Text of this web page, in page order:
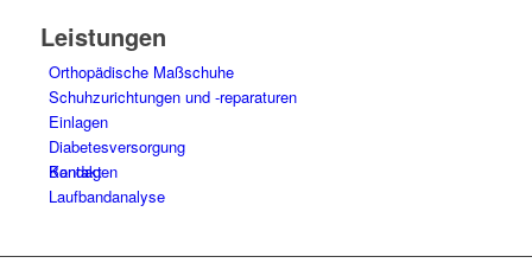
Kontakt
Leistungen
Orthopädische Maßschuhe
Schuhzurichtungen und -reparaturen
Einlagen
Diabetesversorgung
Bandagen
Laufbandanalyse